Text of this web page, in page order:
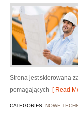
Strona jest skierowana
pomagających [ Read
CATEGORIES: NOWE